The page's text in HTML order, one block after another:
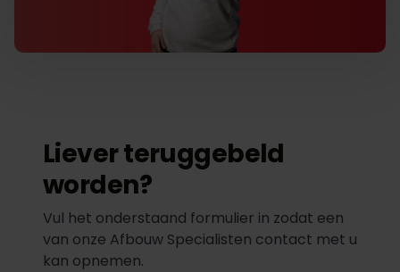
Liever teruggebeld
worden?
Vul het onderstaand formulier in zodat een
van onze Afbouw Specialisten contact met u
kan opnemen.